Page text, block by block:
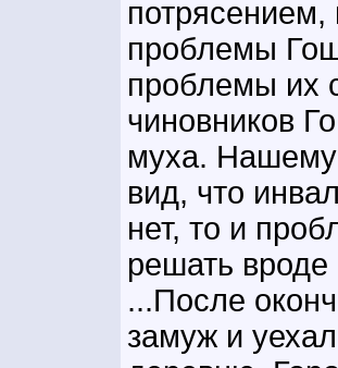
потрясением,
проблемы
проблемы их
чиновников
муха. Нашему
вид, что
нет, то и
решать вроде
...После
замуж и